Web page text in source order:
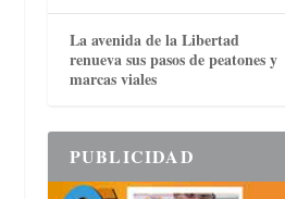
La avenida de la Libertad
renueva sus pasos de peatones y
marcas viales
PUBLICIDAD